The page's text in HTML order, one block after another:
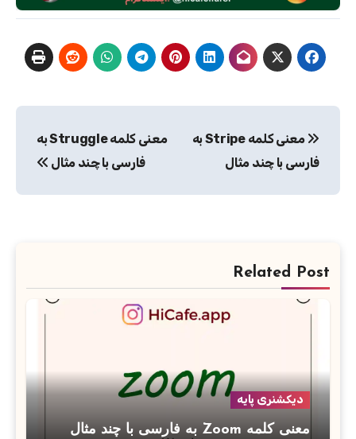
نوشته
معنی کلمه Stripe به
فارسی با چند مثال
معنی کلمه Struggle به
فارسی با چند مثال
Related Post
دیکشنری پایه
معنی کلمه Zoom به فارسی با چند مثال